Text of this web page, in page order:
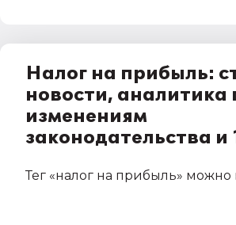
Налог на прибыль:
новости, аналитика
изменениям
законодательства и
Тег «налог на прибыль» можно